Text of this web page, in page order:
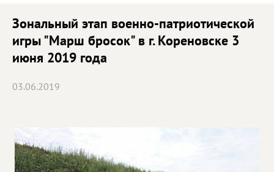
Зональный этап военно-патриотической
игры "Марш бросок" в г. Кореновске 3
июня 2019 года
03.06.2019